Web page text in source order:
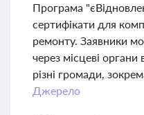
Програма
сертифікати для
ремонту. Заявники
через місцеві
різні громади,
Джерело